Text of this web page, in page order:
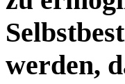
werden,